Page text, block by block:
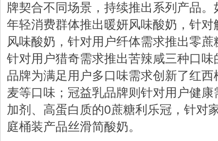
牌契合不同场景，持续推出系列产品
年轻消费群体推出暖妍风味酸奶，针
风味酸奶，针对用户纤体需求推出零
针对用户猎奇需求推出苦辣咸三种口
品牌为满足用户多口味需求创新了红
麦等口味；冠益乳品牌则针对用户健
加剂、高蛋白质的0蔗糖利乐冠，针对
庭桶装产品丝滑简酸奶。